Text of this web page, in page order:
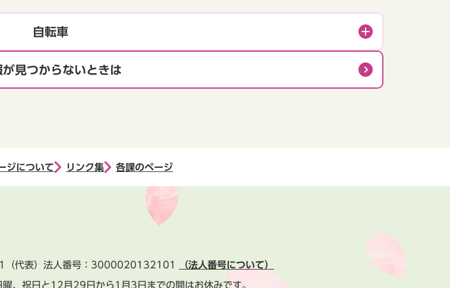
自転車
が見つからないときは
ジについて リンク集 各課のページ
（代表） 法人番号：3000020132101 （法人番号について）
、祝日と 12月29日から1月3日までの間はお休みです。